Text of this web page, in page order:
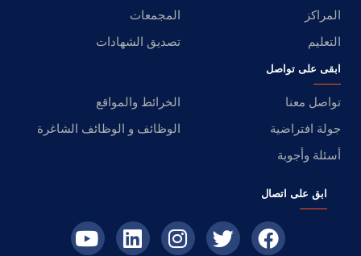
المراكز
المجمعات
التعليم
تصديق الشهادات
ابقى على تواصل
تواصل معنا
الخرائط والمواقع
جولة افتراضية
الوظائف و الوظائف الشاغرة
أسئلة وأجوبة
ابق على اتصال